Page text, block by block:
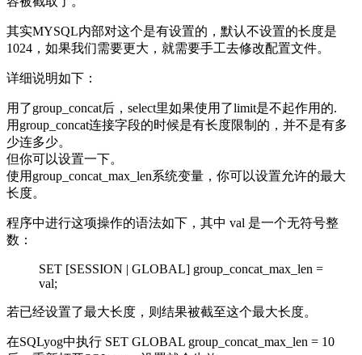
其实MYSQL内部对这个是有设置的，默认不设置的长度是
1024，如果我们需要更大，就需要手工去修改配置文件。
详细说明如下：
用了group_concat后，select里如果使用了limit是不起作用的.
用group_concat连接字段的时候是有长度限制的，并不是有多
少连多少。
但你可以设置一下。
使用group_concat_max_len系统变量，你可以设置允许的最大
长度。
程序中进行这项操作的语法如下，其中 val 是一个无符号整
数：
SET [SESSION | GLOBAL] group_concat_max_len =
val;
若已经设置了最大长度，则结果被截至这个最大长度。
在SQLyog中执行 SET GLOBAL group_concat_max_len = 10